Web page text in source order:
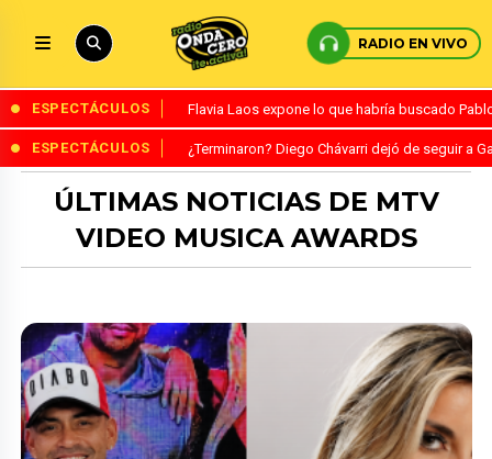
RADIO EN VIVO
ESPECTÁCULOS Flavia Laos expone lo que habría buscado
ESPECTÁCULOS ¿Terminaron? Diego Chávarri dejó de seguir a
ÚLTIMAS NOTICIAS DE MTV
VIDEO MUSICA AWARDS